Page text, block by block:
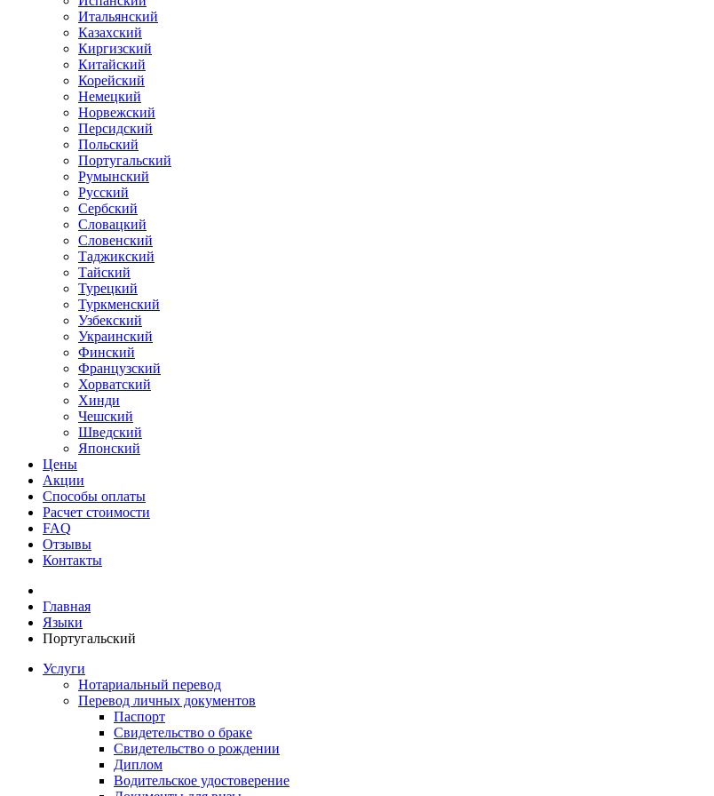
Итальянский
Казахский
Киргизский
Китайский
Корейский
Немецкий
Норвежский
Персидский
Польский
Португальский
Румынский
Русский
Сербский
Словацкий
Словенский
Таджикский
Тайский
Турецкий
Туркменский
Узбекский
Украинский
Финский
Французский
Хорватский
Хинди
Чешский
Шведский
Японский
Цены
Акции
Способы оплаты
Расчет стоимости
FAQ
Отзывы
Контакты
Главная
Языки
Португальский
Услуги
Нотариальный перевод
Перевод личных документов
Паспорт
Свидетельство о браке
Свидетельство о рождении
Диплом
Водительское удостоверение